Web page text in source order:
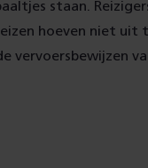
staan.
hoeven niet uit
vervoersbewijzen